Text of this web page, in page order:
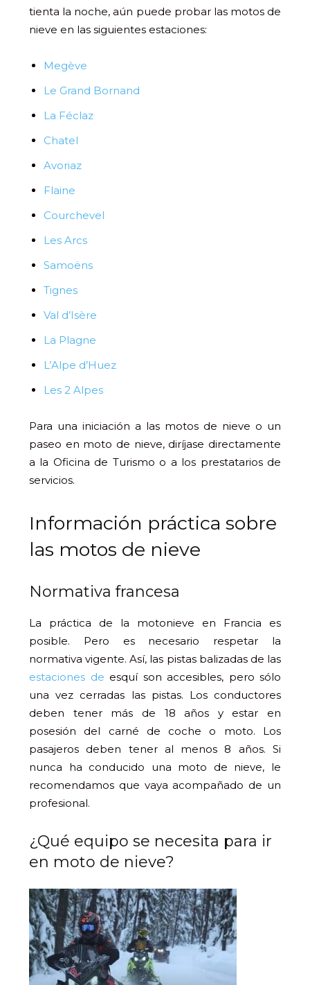
tienta la noche, aún puede probar las motos de
nieve en las siguientes estaciones:
Megève
Le Grand Bornand
La Féclaz
Chatel
Avoriaz
Flaine
Courchevel
Les Arcs
Samoëns
Tignes
Val d’Isère
La Plagne
L’Alpe d’Huez
Les 2 Alpes
Para una iniciación a las motos de nieve o un
paseo en moto de nieve, diríjase directamente
a la Oficina de Turismo o a los prestatarios de
servicios.
Información práctica sobre
las motos de nieve
Normativa francesa
La práctica de la motonieve en Francia es
posible. Pero es necesario respetar la
normativa vigente. Así, las pistas balizadas de las
estaciones de esquí son accesibles, pero sólo
una vez cerradas las pistas. Los conductores
deben tener más de 18 años y estar en
posesión del carné de coche o moto. Los
pasajeros deben tener al menos 8 años. Si
nunca ha conducido una moto de nieve, le
recomendamos que vaya acompañado de un
profesional.
¿Qué equipo se necesita para ir
en moto de nieve?